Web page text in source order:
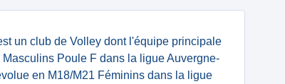
un club de Volley dont l'équipe principale
Poule F dans la ligue Auvergne-
en M18/M21 Féminins dans la ligue